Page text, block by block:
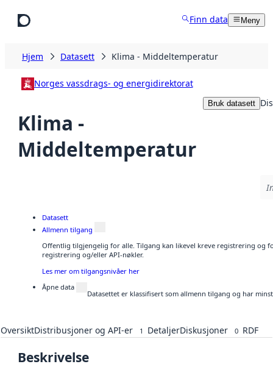
Finn data Meny
Hjem Datasett Klima - Middeltemperatur
Norges vassdrags- og energidirektorat
Klima -
Middeltemperatur
Bruk datasett
Datasett
Allmenn tilgang
Offentlig tilgjengelig for alle. Tilgang kan likevel kreve registrering og
registrering og/eller API-nøkler.
Les mer om tilgangsnivåer her
Åpne data
Datasettet er klassifisert som allmenn tilgang og har
OversiktDistribusjoner og API-er 1 DetaljerDiskusjoner 0 RDF
Beskrivelse